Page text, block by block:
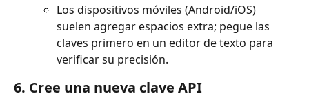
Los dispositivos móviles (Android/iOS)
suelen agregar espacios extra; pegue las
claves primero en un editor de texto para
verificar su precisión.
6. Cree una nueva clave API